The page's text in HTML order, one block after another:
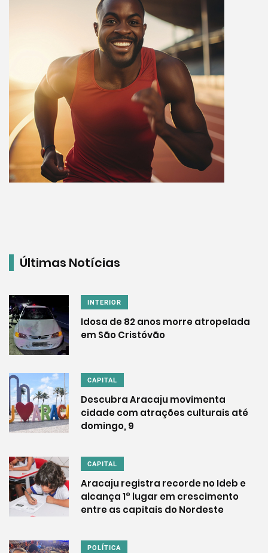
Últimas Notícias
INTERIOR
Idosa de 82 anos morre atropelada
em São Cristóvão
CAPITAL
Descubra Aracaju movimenta
cidade com atrações culturais até
domingo, 9
CAPITAL
Aracaju registra recorde no Ideb e
alcança 1° lugar em crescimento
entre as capitais do Nordeste
POLÍTICA